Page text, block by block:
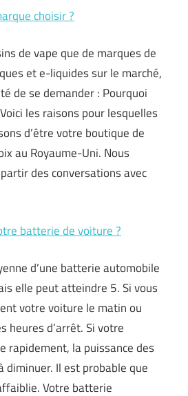
choisir ?
de vape que de marques de
et e-liquides sur le marché,
de se demander : Pourquoi
les raisons pour lesquelles
d’être votre boutique de
au Royaume-Uni. Nous
des conversations avec
batterie de voiture ?
d’une batterie automobile
elle peut atteindre 5. Si vous
votre voiture le matin ou
heures d’arrêt. Si votre
rapidement, la puissance des
diminuer. Il est probable que
Votre batterie